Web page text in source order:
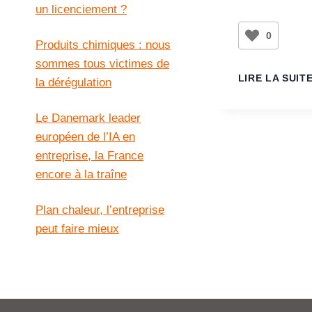
0
LIRE LA SUITE
un licenciement ?
Produits chimiques : nous
sommes tous victimes de
la dérégulation
Le Danemark leader
européen de l’IA en
entreprise, la France
encore à la traîne
Plan chaleur, l’entreprise
peut faire mieux